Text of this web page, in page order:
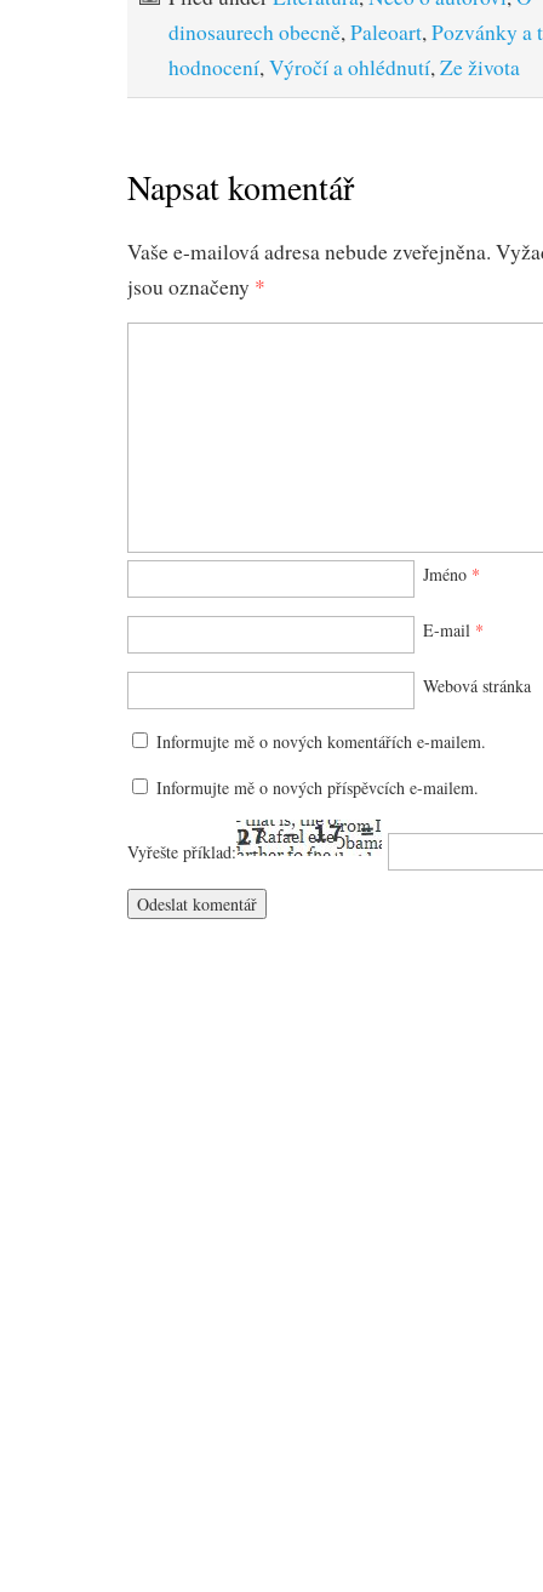
dinosaurech obecně,Paleoart,Pozvánky a
hodnocení,Výročí a ohlédnutí,Ze života
Napsat komentář
Vaše e-mailová adresa nebude zveřejněna.
jsou označeny *
Jméno *
E-mail *
Webová stránka
Informujte mě o nových komentářích e-mailem.
Informujte mě o nových příspěvcích e-mailem.
Vyřešte příklad: